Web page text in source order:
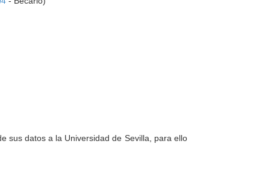
sus datos a la Universidad de Sevilla, para ello